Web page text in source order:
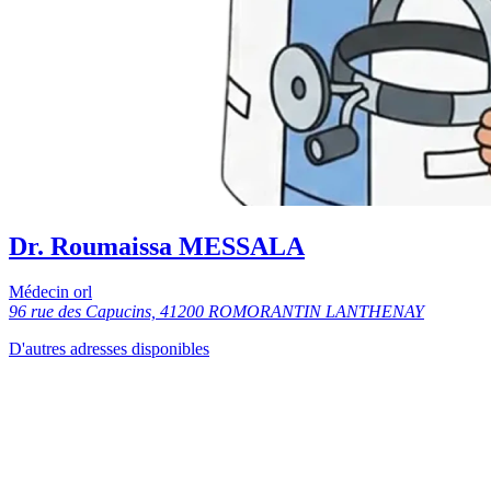
Dr. Roumaissa MESSALA
Médecin orl
96 rue des Capucins, 41200 ROMORANTIN LANTHENAY
D'autres adresses disponibles